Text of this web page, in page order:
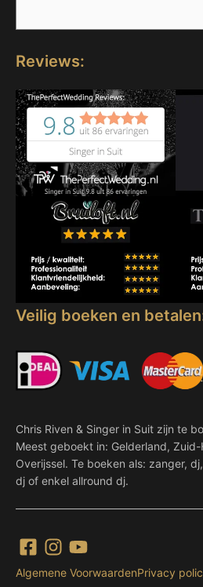
Reviews:
Veilig boeken en
Chris Riven & Singer in Suit zijn te
Meest geboekt in: Gelderland,
Overijssel. Te boeken als: zanger,
dj of enkel allround dj.
Algemene VoorwaardenPrivacy